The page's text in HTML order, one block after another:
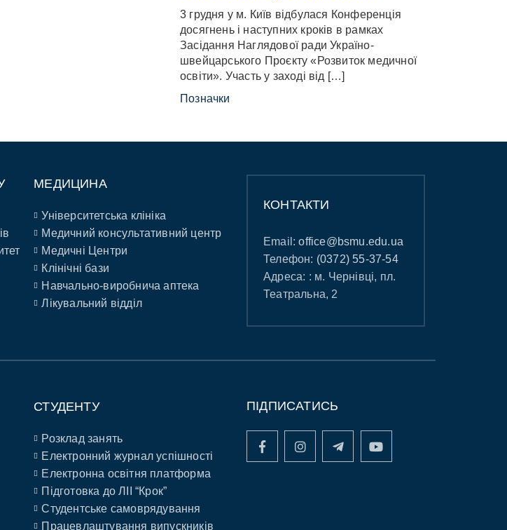
3 грудня у м. Київ відбулася Конференція
досягнень і наступних кроків в рамках
Засідання Наглядової ради Україно-
швейцарського Проєкту «Розвиток медичної
освіти». Участь у заході від […]
Позначки
МЕДИЦИНА
Університетська клініка
Медичний консультативний центр
Медичні Центри
Клінічні бази
Навчально-виробнича аптека
Лікувальний відділ
КОНТАКТИ
Email:office@bsmu.edu.ua
Телефон: (0372) 55-37-54
Адреса: : м. Чернівці, пл.
Театральна, 2
СТУДЕНТУ
Розклад занять
Електронний журнал успішності
Електронна освітня платформа
Підготовка до ЛІІ “Крок”
Студентське самоврядування
Працевлаштування випускників
ПІДПИСАТИСЬ